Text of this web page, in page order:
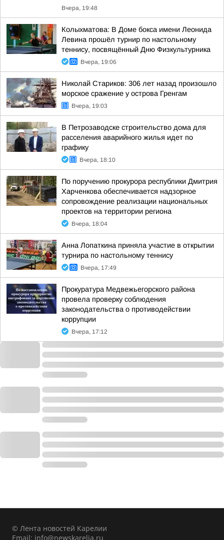
Вчера, 19:48
Колыхматова: В Доме бокса имени Леонида
Левина прошёл турнир по настольному
теннису, посвящённый Дню Физкультурника
Вчера, 19:06
Николай Стариков: 306 лет назад произошло
морское сражение у острова Гренгам
Вчера, 19:03
В Петрозаводске строительство дома для
расселения аварийного жилья идет по
графику
Вчера, 18:10
По поручению прокурора республики Дмитрия
Харченкова обеспечивается надзорное
сопровождение реализации национальных
проектов на территории региона
Вчера, 18:04
Анна Лопаткина приняла участие в открытии
турнира по настольному теннису
Вчера, 17:49
Прокуратура Медвежьегорского района
провела проверку соблюдения
законодательства о противодействии
коррупции
Вчера, 17:12
© Лента новостей Карелии
Email: info@newskarelia.ru